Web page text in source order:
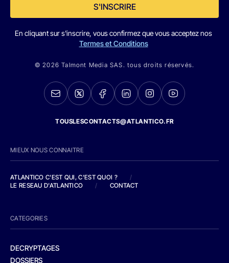
S'INSCRIRE
En cliquant sur s'inscrire, vous confirmez que vous acceptez nos
Termes et Conditions
© 2026 Talmont Media SAS. tous droits réservés.
TOUSLESCONTACTS@ATLANTICO.FR
MIEUX NOUS CONNAITRE
ATLANTICO C'EST QUI, C'EST QUOI ?
/
LE RESEAU D'ATLANTICO
/ CONTACT
CATEGORIES
DECRYPTAGES
DOSSIERS